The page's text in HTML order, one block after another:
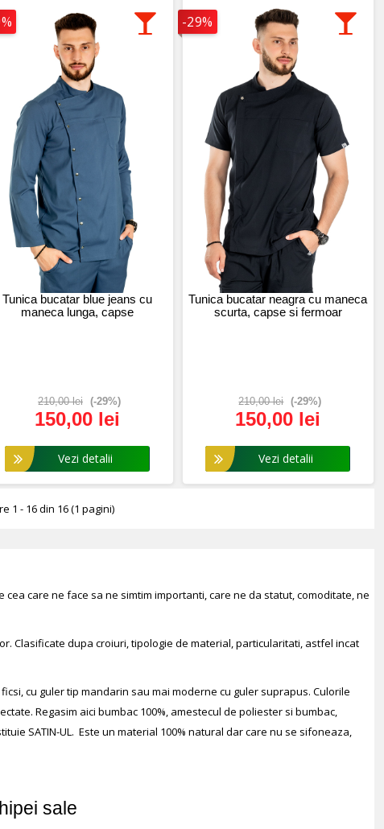
Tunica bucatar blue jeans cu
maneca lunga, capse
210,00 lei (-29%)
150,00 lei
Vezi detalii
-29%
Tunica bucatar neagra cu maneca
scurta, capse si fermoar
210,00 lei (-29%)
150,00 lei
Vezi detalii
1 - 16 din 16 (1 pagini)
care ne face sa ne simtim importanti, care ne da statut, comoditate, ne
Clasificate dupa croiuri, tipologie de material, particularitati, astfel incat
cu guler tip mandarin sau mai moderne cu guler suprapus. Culorile
Regasim aici bumbac 100%, amestecul de poliester si bumbac,
SATIN-UL. Este un material 100% natural dar care nu se sifoneaza,
sale